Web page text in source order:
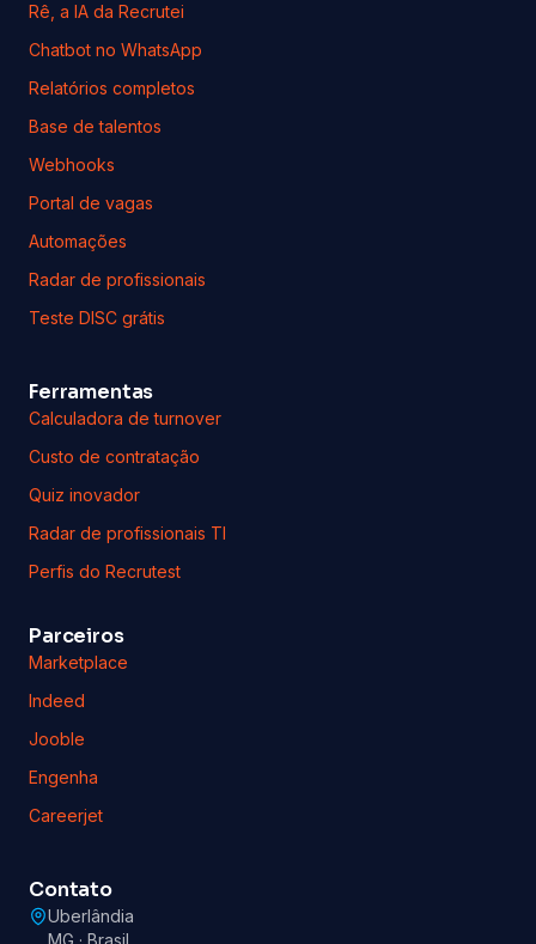
Rê, a IA da Recrutei
Chatbot no WhatsApp
Relatórios completos
Base de talentos
Webhooks
Portal de vagas
Automações
Radar de profissionais
Teste DISC grátis
Ferramentas
Calculadora de turnover
Custo de contratação
Quiz inovador
Radar de profissionais TI
Perfis do Recrutest
Parceiros
Marketplace
Indeed
Jooble
Engenha
Careerjet
Contato
Uberlândia